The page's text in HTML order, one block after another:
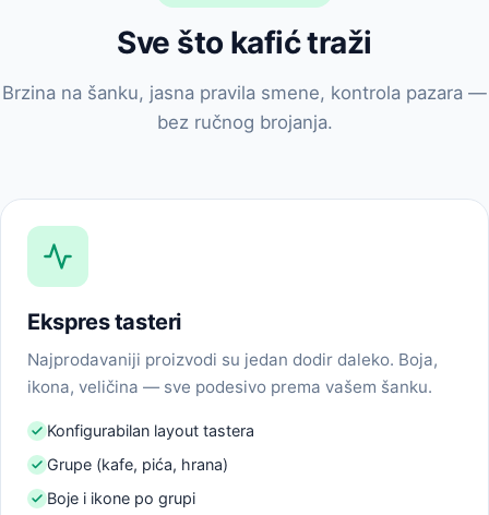
Sve što kafić traži
Brzina na šanku, jasna pravila smene, kontrola pazara —
bez ručnog brojanja.
Ekspres tasteri
Najprodavaniji proizvodi su jedan dodir daleko. Boja,
ikona, veličina — sve podesivo prema vašem šanku.
Konfigurabilan layout tastera
Grupe (kafe, pića, hrana)
Boje i ikone po grupi